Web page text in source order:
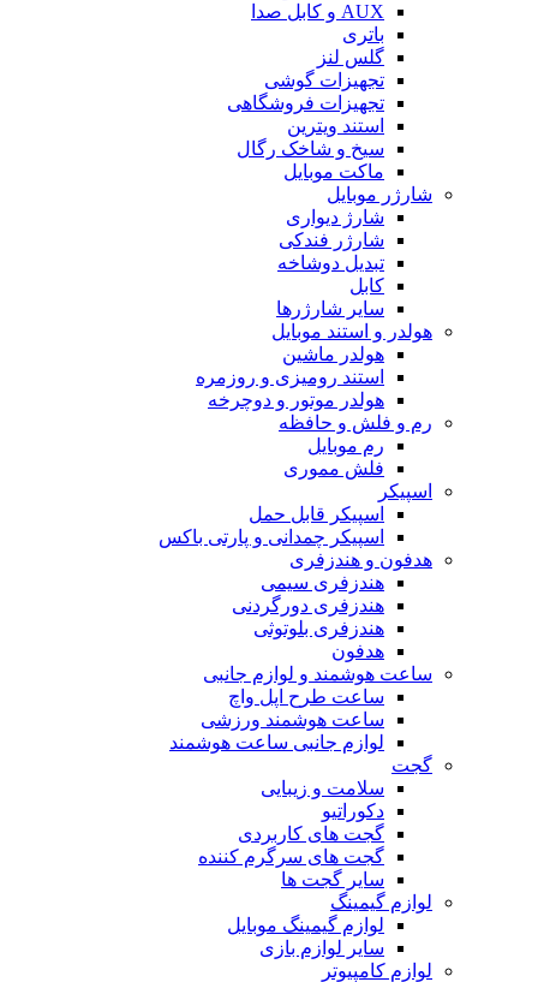
AUX و کابل صدا
باتری
گلس لنز
تجهیزات گوشی
تجهیزات فروشگاهی
استند ویترین
سیخ و شاخک رگال
ماکت موبایل
شارژر موبایل
شارژ دیواری
شارژر فندکی
تبدیل دوشاخه
کابل
سایر شارژرها
هولدر و استند موبایل
هولدر ماشین
استند رومیزی و روزمره
هولدر موتور و دوچرخه
رم و فلش و حافظه
رم موبایل
فلش مموری
اسپیکر
اسپیکر قابل حمل
اسپیکر چمدانی و پارتی باکس
هدفون و هندزفری
هندزفری سیمی
هندزفری دورگردنی
هندزفری بلوتوثی
هدفون
ساعت هوشمند و لوازم جانبی
ساعت طرح اپل واچ
ساعت هوشمند ورزشی
لوازم جانبی ساعت هوشمند
گجت
سلامت و زیبایی
دکوراتیو
گجت های کاربردی
گجت های سرگرم کننده
سایر گجت ها
لوازم گیمینگ
لوازم گیمینگ موبایل
سایر لوازم بازی
لوازم کامپیوتر